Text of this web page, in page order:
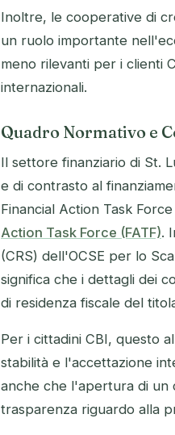
Inoltre, le cooperative di
un ruolo importante
meno rilevanti per i clienti
internazionali.
Quadro Normativo e
Il settore finanziario di St.
e di contrasto al
Financial Action Task
Action Task Force (FATF).
(CRS) dell'OCSE per lo
significa che i dettagli dei
di residenza fiscale del
Per i cittadini CBI, questo
stabilità e l'accettazione
anche che l'apertura di un
trasparenza riguardo alla